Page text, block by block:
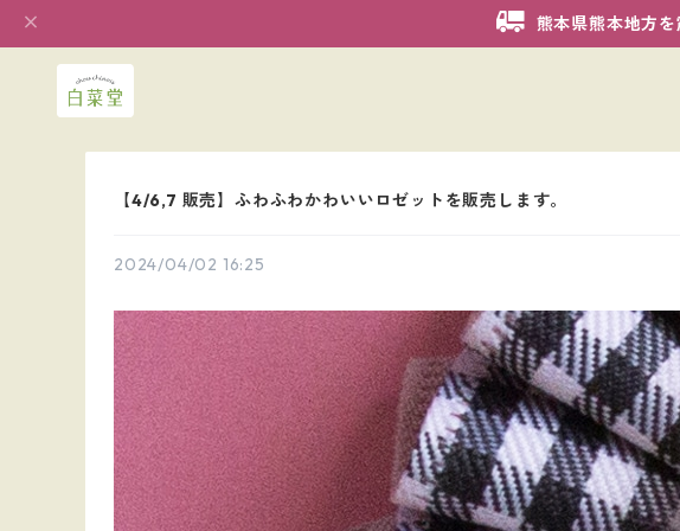
熊本県熊本地方
【4/6,7 販売】ふわふわかわいいロゼットを販売します。
2024/04/02 16:25